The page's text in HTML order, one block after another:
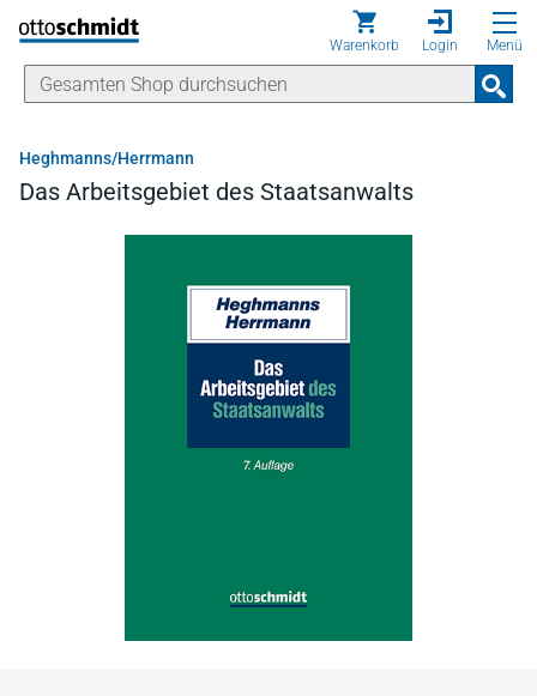
Direkt zum Inhalt
Warenkorb Login Menü
Heghmanns/Herrmann
Das Arbeitsgebiet des Staatsanwalts